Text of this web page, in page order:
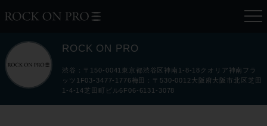
ROCK ON PRO
渋谷：〒150-0041東京都渋谷区神南1-8-18クオリア神南フラ
ッツ1F03-3477-1776梅田：〒530-0012大阪府大阪市北区芝田
1-4-14芝田町ビル6F06-6131-3078